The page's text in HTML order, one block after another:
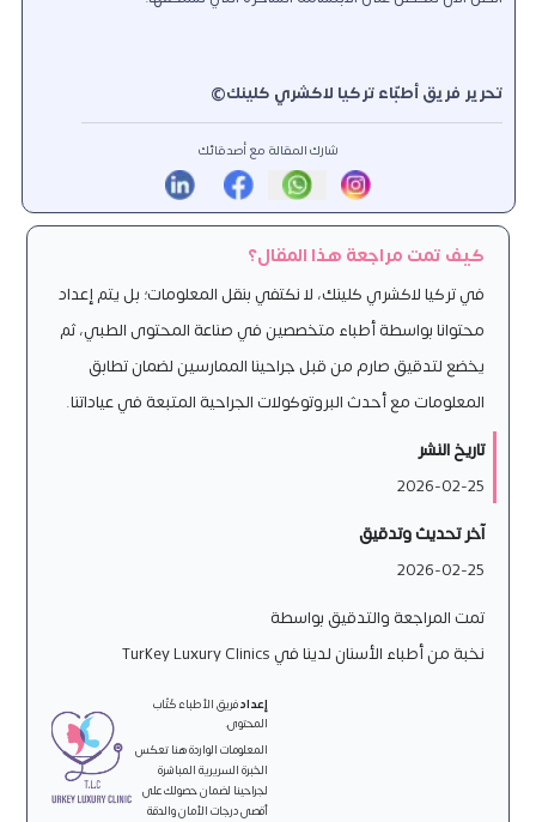
تحرير فريق أطبّاء تركيا لاكشري كلينك©️
شارك المقالة مع أصدقائك
كيف تمت مراجعة هذا المقال؟
في تركيا لاكشري كلينك، لا نكتفي بنقل المعلومات؛ بل يتم إعداد
محتوانا بواسطة أطباء متخصصين في صناعة المحتوى الطبي، ثم
يخضع لتدقيق صارم من قبل جراحينا الممارسين لضمان تطابق
المعلومات مع أحدث البروتوكولات الجراحية المتبعة في عياداتنا.
تاريخ النشر
2026-02-25
آخر تحديث وتدقيق
2026-02-25
تمت المراجعة والتدقيق بواسطة
نخبة من أطباء الأسنان لدينا في Turkey Luxury Clinics
إعدادفريق الأطباء كُتّاب
المحتوى.
المعلومات الواردة هنا تعكس
الخبرة السريرية المباشرة
لجراحينا لضمان حصولك على
أقصى درجات الأمان والدقة